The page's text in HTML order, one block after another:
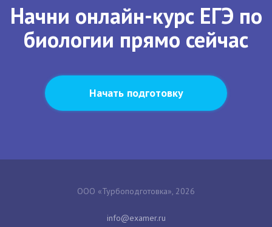
Начни онлайн-курс ЕГЭ по
биологии прямо сейчас
Начать подготовку
ООО «Турбоподготовка», 2026